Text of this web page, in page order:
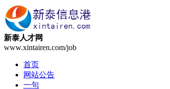
新泰人才网
www.xintairen.com/job
首页
网站公告
一句